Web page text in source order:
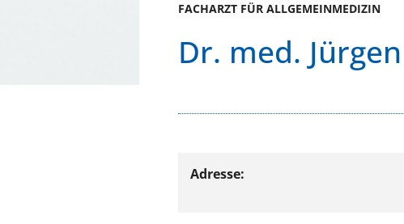
FACHARZT FÜR ALLGEMEINMEDIZIN
Dr. med.
Adresse: